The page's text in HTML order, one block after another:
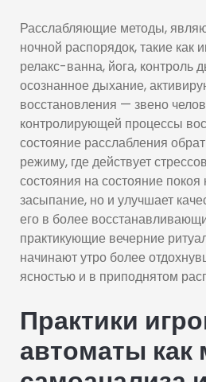
Расслабляющие методы,
ночной распорядок, такие как
релакс-ванна, йога, контроль
осознанное дыхание,
восстановления — звено
контролирующей процессы
состояние расслабления
режиму, где действует
состояния на состояние покоя
засыпание, но и улучшает
его в более
практикующие вечерние
начинают утро более
ясностью и в приподнятом
Практики
автоматы как